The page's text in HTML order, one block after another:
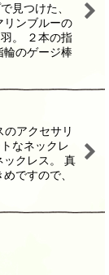
見つけた、
リンブルーの
。 ２本の指
輪のゲージ棒
アクセサリ
なネックレ
ックレス。 真
ですので、